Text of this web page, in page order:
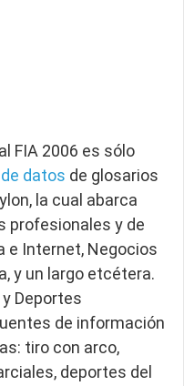
FIA 2006 es sólo
datos de glosarios
la cual abarca
profesionales y de
e Internet, Negocios
y un largo etcétera.
Deportes
de información
tiro con arco,
deportes del